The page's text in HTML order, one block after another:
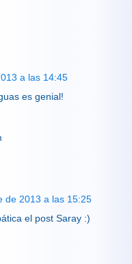
a las 14:45
es genial!
de 2013 a las 15:25
el post Saray :)